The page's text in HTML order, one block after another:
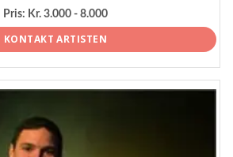
Pris: Kr. 3.000 - 8.000
KONTAKT ARTISTEN